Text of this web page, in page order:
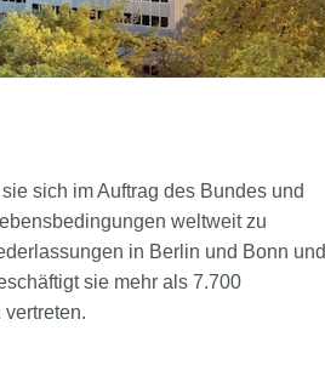
sich im Auftrag des Bundes und
weltweit zu
in Berlin und Bonn und
sie mehr als 7.700